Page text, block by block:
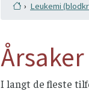
Leukemi
I langt de fleste